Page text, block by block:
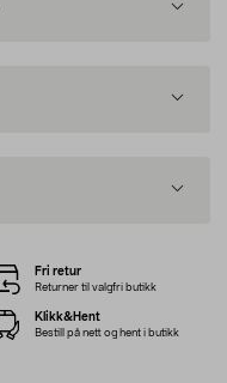
Fri retur
Returner til valgfri butikk
Klikk&Hent
Bestill på nett og hent i butikk